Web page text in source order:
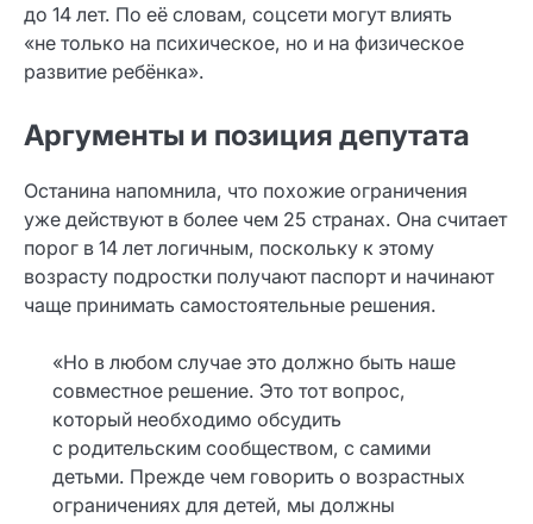
до 14 лет. По её словам, соцсети могут влиять
«не только на психическое, но и на физическое
развитие ребёнка».
Аргументы и позиция депутата
Останина напомнила, что похожие ограничения
уже действуют в более чем 25 странах. Она считает
порог в 14 лет логичным, поскольку к этому
возрасту подростки получают паспорт и начинают
чаще принимать самостоятельные решения.
«Но в любом случае это должно быть наше
совместное решение. Это тот вопрос,
который необходимо обсудить
с родительским сообществом, с самими
детьми. Прежде чем говорить о возрастных
ограничениях для детей, мы должны